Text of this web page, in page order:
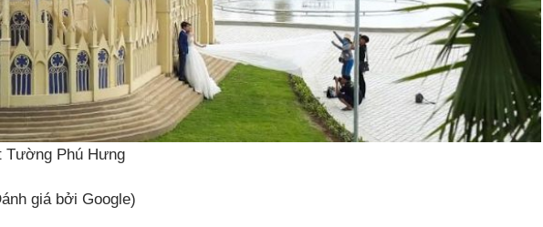
Tường Phú Hưng
giá bởi Google)